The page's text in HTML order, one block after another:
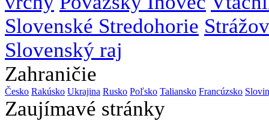
Slovenské Stredohorie
Slovenský raj
Zahraničie
Česko Rakúsko Ukrajina Rusko Poľsko Taliansko Francúzsko
Zaujímavé stránky